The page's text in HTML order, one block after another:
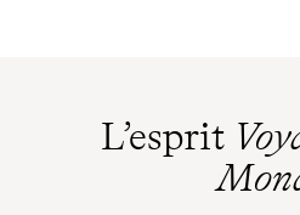
L’esprit